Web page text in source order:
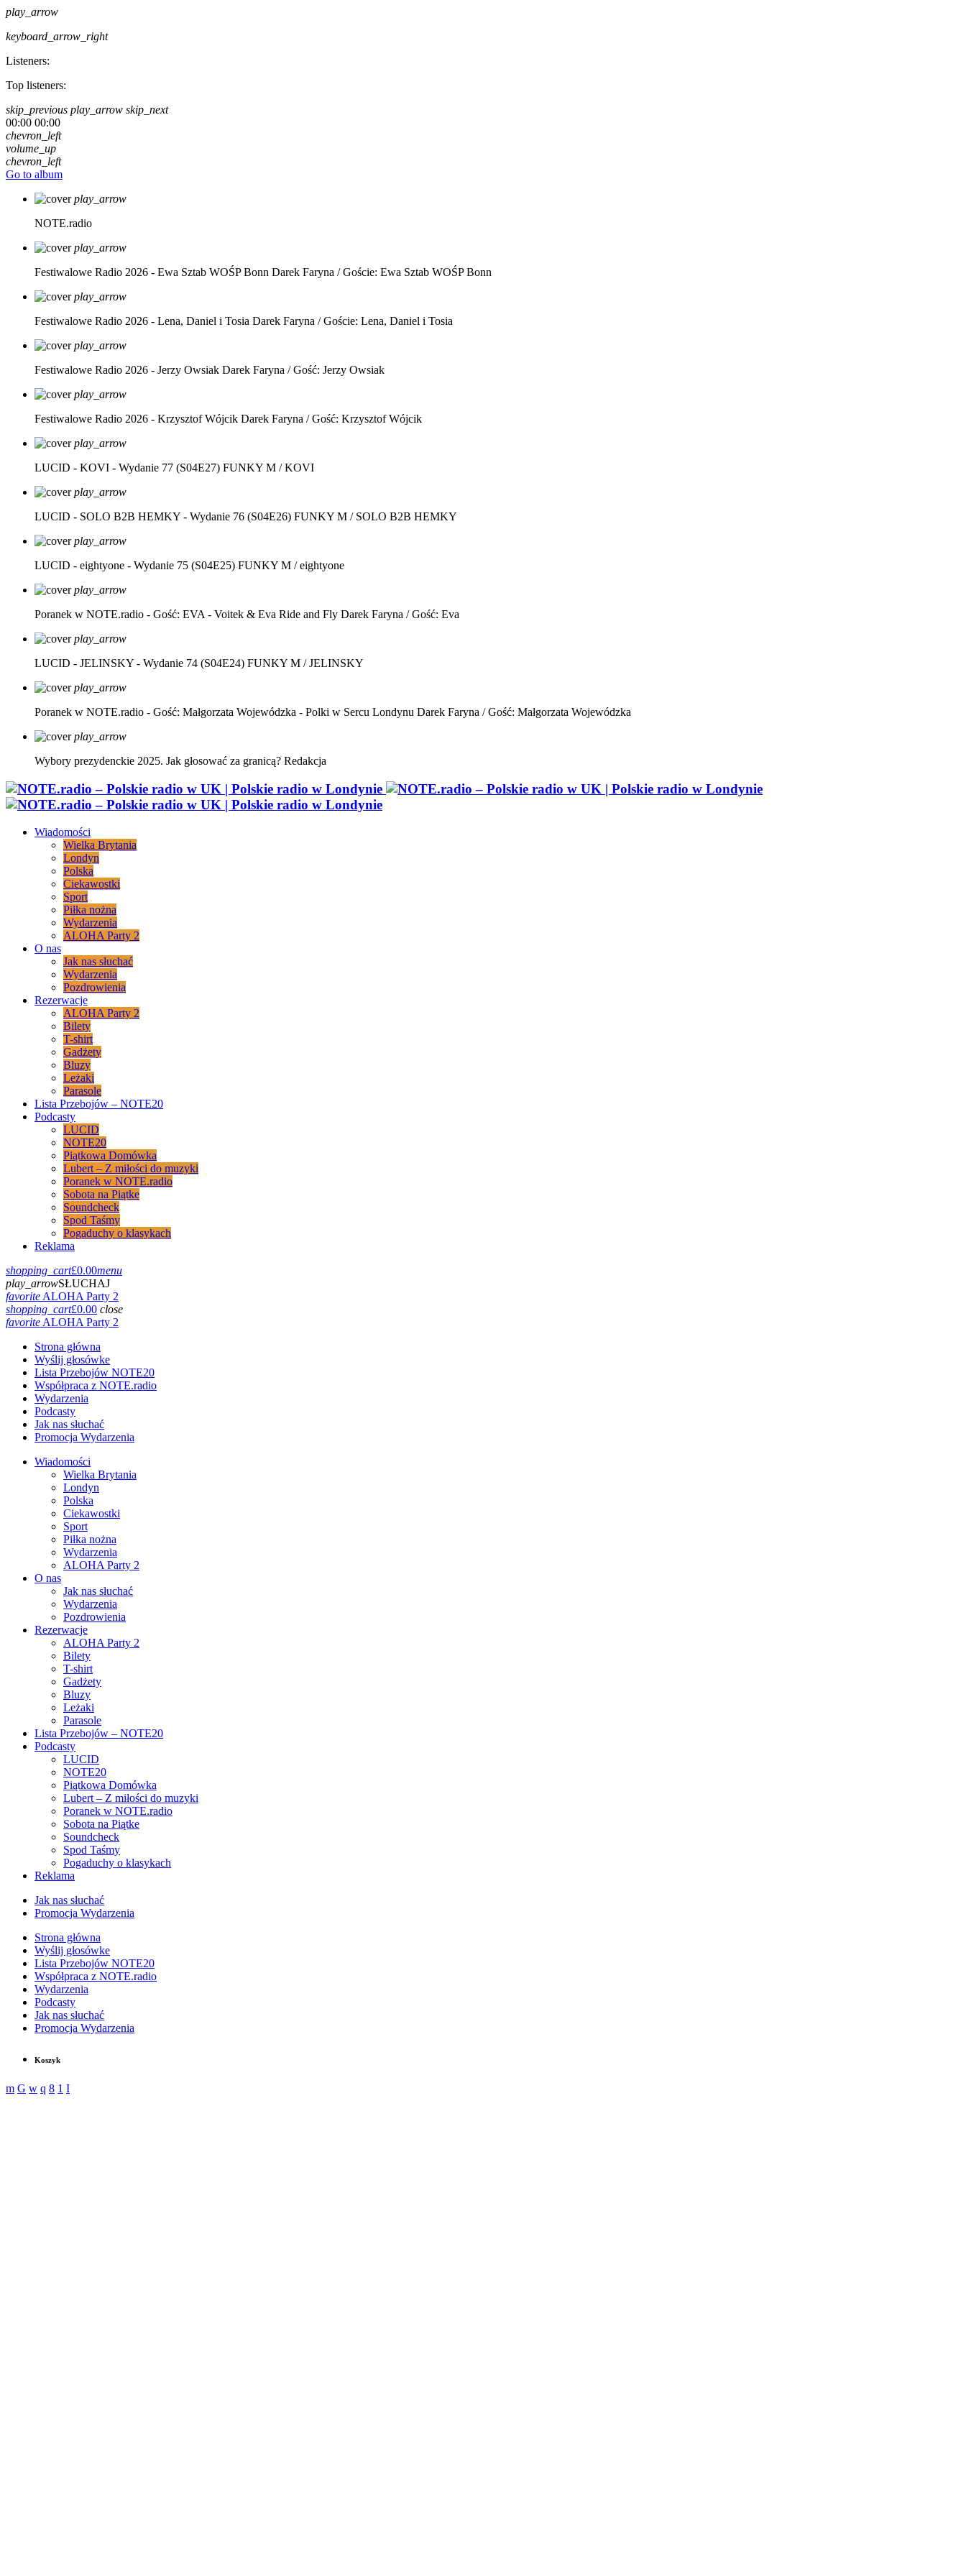
play_arrow
keyboard_arrow_right
Listeners:
Top listeners:
skip_previous play_arrow skip_next
00:00 00:00
chevron_left
volume_up
chevron_left
Go to album
play_arrow
NOTE.radio
play_arrow
Festiwalowe Radio 2026 - Ewa Sztab WOŚP Bonn Darek Faryna / Goście: Ewa Sztab WOŚP Bonn
play_arrow
Festiwalowe Radio 2026 - Lena, Daniel i Tosia Darek Faryna / Goście: Lena, Daniel i Tosia
play_arrow
Festiwalowe Radio 2026 - Jerzy Owsiak Darek Faryna / Gość: Jerzy Owsiak
play_arrow
Festiwalowe Radio 2026 - Krzysztof Wójcik Darek Faryna / Gość: Krzysztof Wójcik
play_arrow
LUCID - KOVI - Wydanie 77 (S04E27) FUNKY M / KOVI
play_arrow
LUCID - SOLO B2B HEMKY - Wydanie 76 (S04E26) FUNKY M / SOLO B2B HEMKY
play_arrow
LUCID - eightyone - Wydanie 75 (S04E25) FUNKY M / eightyone
play_arrow
Poranek w NOTE.radio - Gość: EVA - Voitek & Eva Ride and Fly Darek Faryna / Gość: Eva
play_arrow
LUCID - JELINSKY - Wydanie 74 (S04E24) FUNKY M / JELINSKY
play_arrow
Poranek w NOTE.radio - Gość: Małgorzata Wojewódzka - Polki w Sercu Londynu Darek Faryna / Gość: Małgorzata Wojewódzka
play_arrow
Wybory prezydenckie 2025. Jak głosować za granicą? Redakcja
Wiadomości
Wielka Brytania
Londyn
Polska
Ciekawostki
Sport
Piłka nożna
Wydarzenia
ALOHA Party 2
O nas
Jak nas słuchać
Wydarzenia
Pozdrowienia
Rezerwacje
ALOHA Party 2
Bilety
T-shirt
Gadżety
Bluzy
Leżaki
Parasole
Lista Przebojów – NOTE20
Podcasty
LUCID
NOTE20
Piątkowa Domówka
Lubert – Z miłości do muzyki
Poranek w NOTE.radio
Sobota na Piątke
Soundcheck
Spod Taśmy
Pogaduchy o klasykach
Reklama
shopping_cart£0.00menu
play_arrowSŁUCHAJ
favoriteALOHA Party 2
shopping_cart£0.00 close
favoriteALOHA Party 2
Strona główna
Wyślij głosówke
Lista Przebojów NOTE20
Współpraca z NOTE.radio
Wydarzenia
Podcasty
Jak nas słuchać
Promocja Wydarzenia
Wiadomości
Wielka Brytania
Londyn
Polska
Ciekawostki
Sport
Piłka nożna
Wydarzenia
ALOHA Party 2
O nas
Jak nas słuchać
Wydarzenia
Pozdrowienia
Rezerwacje
ALOHA Party 2
Bilety
T-shirt
Gadżety
Bluzy
Leżaki
Parasole
Lista Przebojów – NOTE20
Podcasty
LUCID
NOTE20
Piątkowa Domówka
Lubert – Z miłości do muzyki
Poranek w NOTE.radio
Sobota na Piątke
Soundcheck
Spod Taśmy
Pogaduchy o klasykach
Reklama
Jak nas słuchać
Promocja Wydarzenia
Strona główna
Wyślij głosówke
Lista Przebojów NOTE20
Współpraca z NOTE.radio
Wydarzenia
Podcasty
Jak nas słuchać
Promocja Wydarzenia
Koszyk